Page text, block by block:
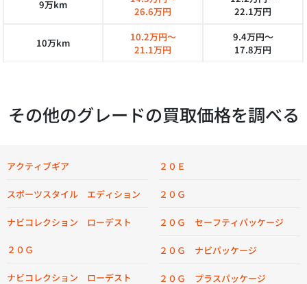
9万km
26.6万円
22.1万円
10万km
10.2万円～
21.1万円
9.4万円～
17.8万円
その他のグレードの買取価格を調べる
アクティブギア
スポーツスタイル エディション
ナビコレクション ローデスト
２０Ｇ
ナビコレクション ローデスト
２０Ｅ
２０Ｇ
２０Ｇ セーフティパッケージ
２０Ｇ ナビパッケージ
２０Ｇ プラスパッケージ